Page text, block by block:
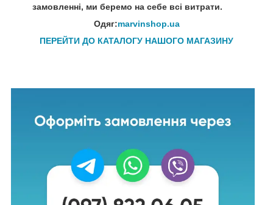
замовленні, ми беремо на себе всі витрати.
Одяг:marvinshop.ua
ПЕРЕЙТИ ДО КАТАЛОГУ НАШОГО МАГАЗИНУ